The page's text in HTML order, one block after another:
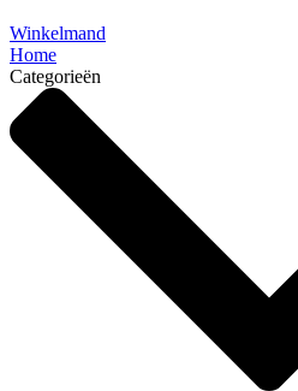
Winkelmand
Home
Categorieën